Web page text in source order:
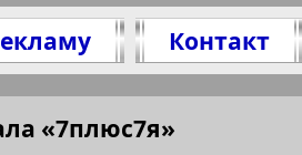
Контакт
«7плюс7я»
"7плюс7я", № 47, 2015 г.
ссылку)